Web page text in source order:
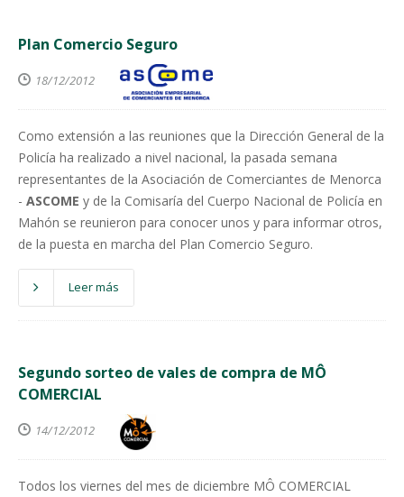
Plan Comercio Seguro
18/12/2012
Como extensión a las reuniones que la Dirección General de la
Policía ha realizado a nivel nacional, la pasada semana
representantes de la Asociación de Comerciantes de Menorca
- ASCOME y de la Comisaría del Cuerpo Nacional de Policía en
Mahón se reunieron para conocer unos y para informar otros,
de la puesta en marcha del Plan Comercio Seguro.
Leer más
Segundo sorteo de vales de compra de MÔ
COMERCIAL
14/12/2012
Todos los viernes del mes de diciembre MÔ COMERCIAL